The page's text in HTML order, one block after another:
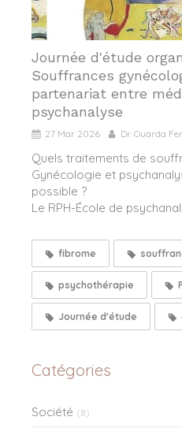
Journée d'étude
Souffrances
partenariat entre
psychanalyse
27 Mar 2026 Dr. Ouarda
Quels traitements de
Gynécologie et
possible ?
Le RPH-École de
fibrome
psychothérapie
Journée d'étude
Catégories
Société (8)